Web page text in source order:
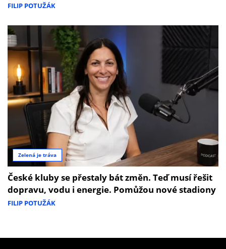
FILIP POTUŽÁK
Zelená je tráva
České kluby se přestaly bát změn. Teď musí řešit
dopravu, vodu i energie. Pomůžou nové stadiony
FILIP POTUŽÁK